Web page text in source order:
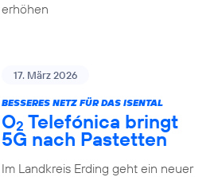
erhöhen
17. März 2026
BESSERES NETZ FÜR DAS ISENTAL
O2 Telefónica bringt
5G nach Pastetten
Im Landkreis Erding geht ein neuer